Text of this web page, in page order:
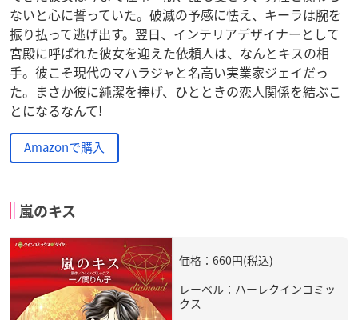
ないと心に誓っていた。破滅の予感に怯え、キーラは腕を
振り払って逃げ出す。翌日、インテリアデザイナーとして
宮殿に呼ばれた彼女を迎えた依頼人は、なんとキスの相
手。彼こそ現代のマハラジャと名高い実業家ジェイだっ
た。まさか彼に純潔を捧げ、ひとときの恋人関係を結ぶこ
とになるなんて!
Amazonで購入
嵐のキス
価格：660円(税込)
レーベル：ハーレクインコミッ
クス